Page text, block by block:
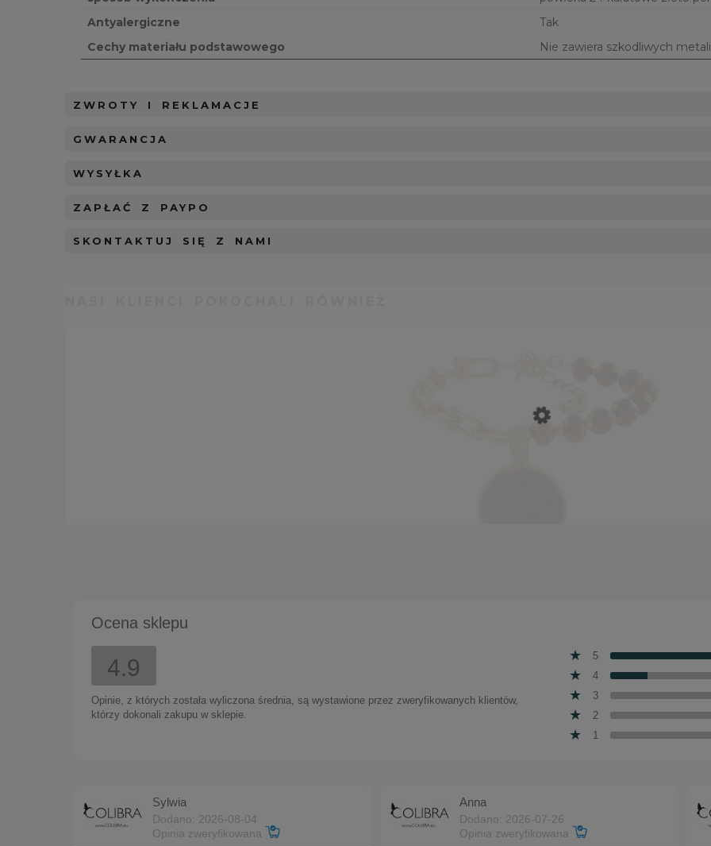
Antyalergiczne
Tak
Cechy materiału podstawowego
Nie zawiera szkodliwych
ZWROTY I REKLAMACJE
GWARANCJA
WYSYŁKA
ZAPŁAĆ Z PAYPO
SKONTAKTUJ SIĘ Z NAMI
Ocena sklepu
4.9
Opinie, z których została wyliczona średnia, są wystawione przez zweryfikowanych klientów,
którzy dokonali zakupu w sklepie.
5
4
3
2
1
Sylwia
Dodano: 2026-08-04
Opinia zweryfikowana
Anna
Dodano: 2026-07-26
Opinia zweryfikowana